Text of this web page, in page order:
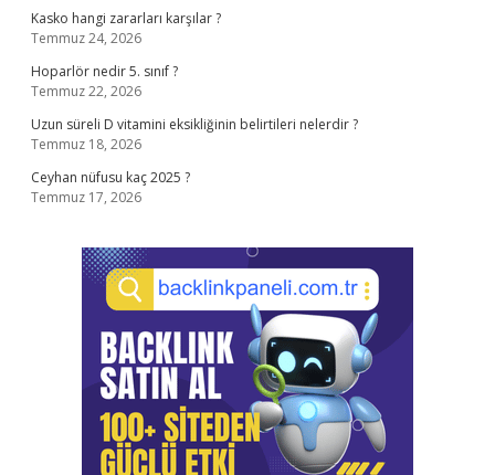
Kasko hangi zararları karşılar ?
Temmuz 24, 2026
Hoparlör nedir 5. sınıf ?
Temmuz 22, 2026
Uzun süreli D vitamini eksikliğinin belirtileri nelerdir ?
Temmuz 18, 2026
Ceyhan nüfusu kaç 2025 ?
Temmuz 17, 2026